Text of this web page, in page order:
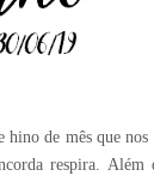
hino de mês que
respira. Além